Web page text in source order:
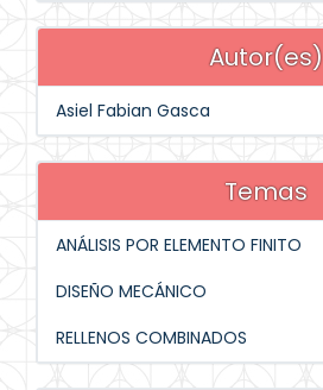
Autor(es)
Asiel Fabian Gasca
Temas
ANÁLISIS POR ELEMENTO FINITO
DISEÑO MECÁNICO
RELLENOS COMBINADOS